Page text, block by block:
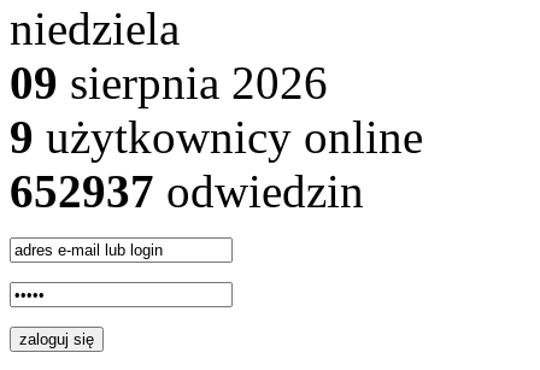
niedziela
09 sierpnia 2026
9 użytkownicy online
652937 odwiedzin